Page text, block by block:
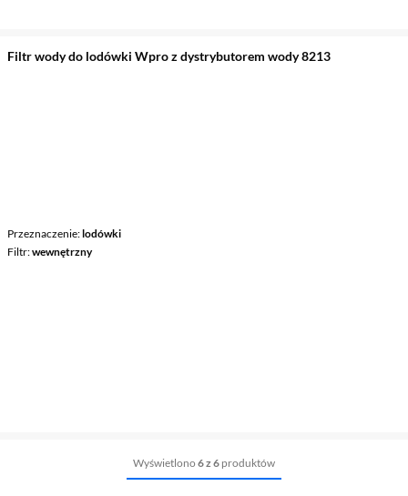
Filtr wody do lodówki Wpro z dystrybutorem wody 8213
Przeznaczenie lodówki
Filtr wewnętrzny
Wyświetlono 6 z 6 produktów